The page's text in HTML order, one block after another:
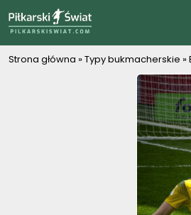
Strona główna »Typy bukmacherskie »